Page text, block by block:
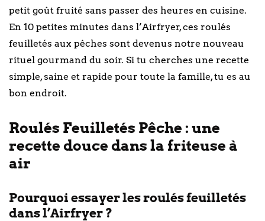
petit goût fruité sans passer des heures en cuisine.
En 10 petites minutes dans l’Airfryer, ces roulés
feuilletés aux pêches sont devenus notre nouveau
rituel gourmand du soir. Si tu cherches une recette
simple, saine et rapide pour toute la famille, tu es au
bon endroit.
Roulés Feuilletés Pêche : une
recette douce dans la friteuse à
air
Pourquoi essayer les roulés feuilletés
dans l’Airfryer ?